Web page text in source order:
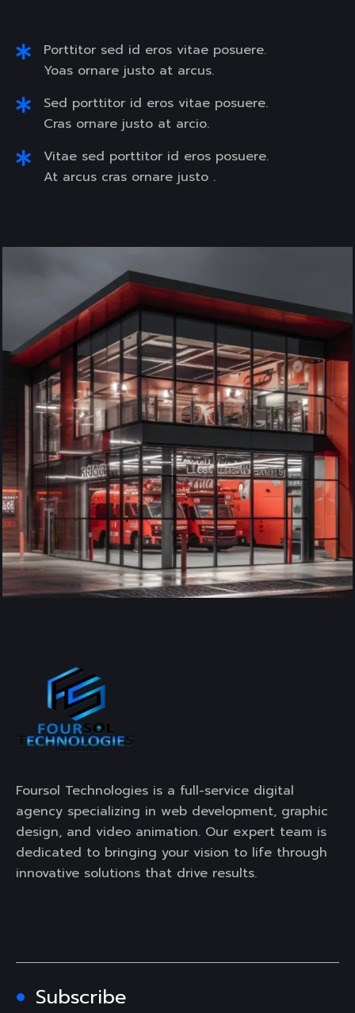
Porttitor sed id eros vitae posuere.
Yoas ornare justo at arcus.
Sed porttitor id eros vitae posuere.
Cras ornare justo at arcio.
Vitae sed porttitor id eros posuere.
At arcus cras ornare justo .
Foursol Technologies is a full-service digital
agency specializing in web development, graphic
design, and video animation. Our expert team is
dedicated to bringing your vision to life through
innovative solutions that drive results.
Subscribe